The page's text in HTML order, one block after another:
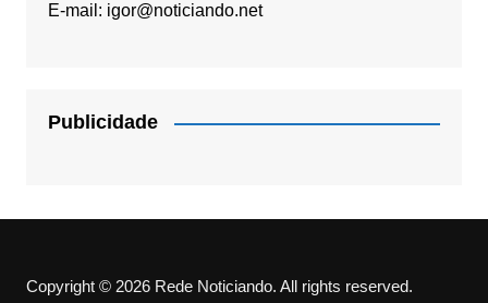
E-mail: igor@noticiando.net
Publicidade
Copyright © 2026 Rede Noticiando. All rights reserved.